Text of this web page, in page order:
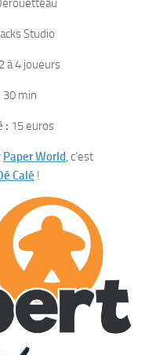
Studio
2 à 4 joueurs
30 min
: 15 euros
Paper World, c’est
Calé !